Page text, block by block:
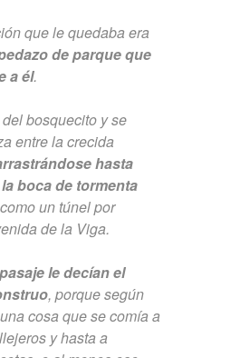
que le quedaba era
de parque que
a él.
bosquecito y se
entre la crecida
hasta
boca de tormenta
un túnel por
de la Viga.
le decían el
, porque según
cosa que se comía a
y hasta a